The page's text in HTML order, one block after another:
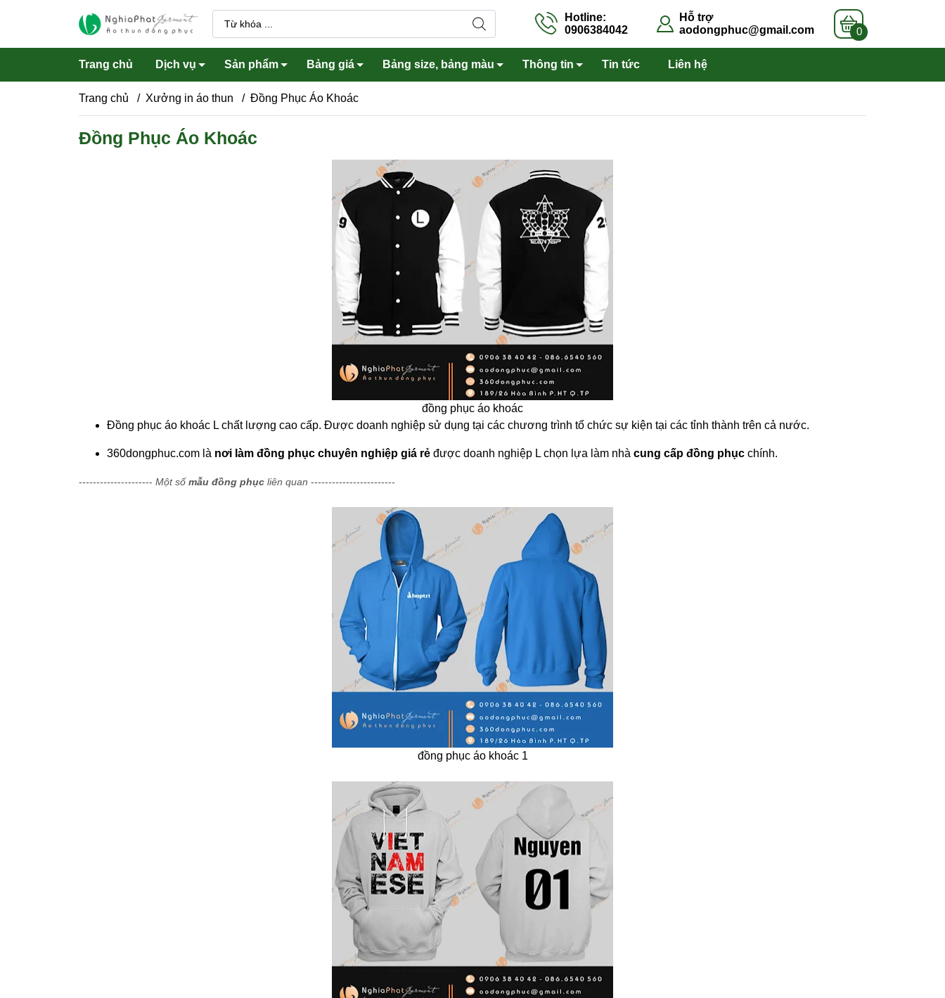
Hotline:
0906384042
Hỗ trợ
aodongphuc@gmail.com
0
Trang chủ Dịch vụ Sản phẩm
Áo lớp, đồng phục lớp
Áo sơ mi đồng phục
Áo ghi lê, khoác khỉ
Quần tây, váy A
Vest 1 lớp, 2 lớp
Bảo hộ lao động
Tạp dề, nón
Áo Spa, áo bếp
Ba lô, túi xách
Bảng giá Bảng size, bảng màu Thông tin Tin tức Liên hệ
Trang chủ / Xưởng in áo thun / Đồng Phục Áo Khoác
Đồng Phục Áo Khoác
đồng phục áo khoác
Đồng phục áo khoác L chất lượng cao cấp. Được doanh nghiệp sử dụng tại các chương trình tổ chức sự kiện tại các tỉnh thành trên cả nước.
360dongphuc.com là nơi làm đồng phục chuyên nghiệp giá rẻ được doanh nghiệp L chọn lựa làm nhà cung cấp đồng phục chính.
--------------------- Một sốmẫu đồng phục liên quan ------------------------
đồng phục áo khoác 1